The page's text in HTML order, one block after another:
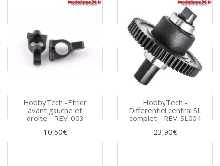
HobbyTech -Etrier
avant gauche et
droite - REV-003
10,60€
HobbyTech -
Differentiel central SL
complet - REV-SL004
23,90€